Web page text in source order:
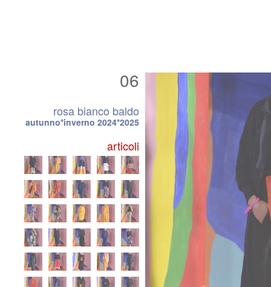
06
rosa bianco baldo
autunno*inverno 2024*2025
articoli